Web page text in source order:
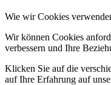
Wie wir Cookies
Wir können Cookies
verbessern und Ihre
Klicken Sie auf die
auf Ihre Erfahrung auf